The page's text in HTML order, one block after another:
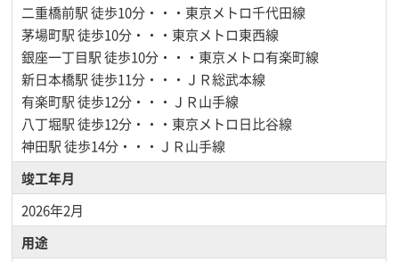
二重橋前駅徒歩10分・・・東京メトロ千代田線
茅場町駅徒歩10分・・・東京メトロ東西線
銀座一丁目駅徒歩10分・・・東京メトロ有楽町線
新日本橋駅徒歩11分・・・ＪＲ総武本線
有楽町駅徒歩12分・・・ＪＲ山手線
八丁堀駅徒歩12分・・・東京メトロ日比谷線
神田駅徒歩14分・・・ＪＲ山手線
竣工年月
2026年2月
用途